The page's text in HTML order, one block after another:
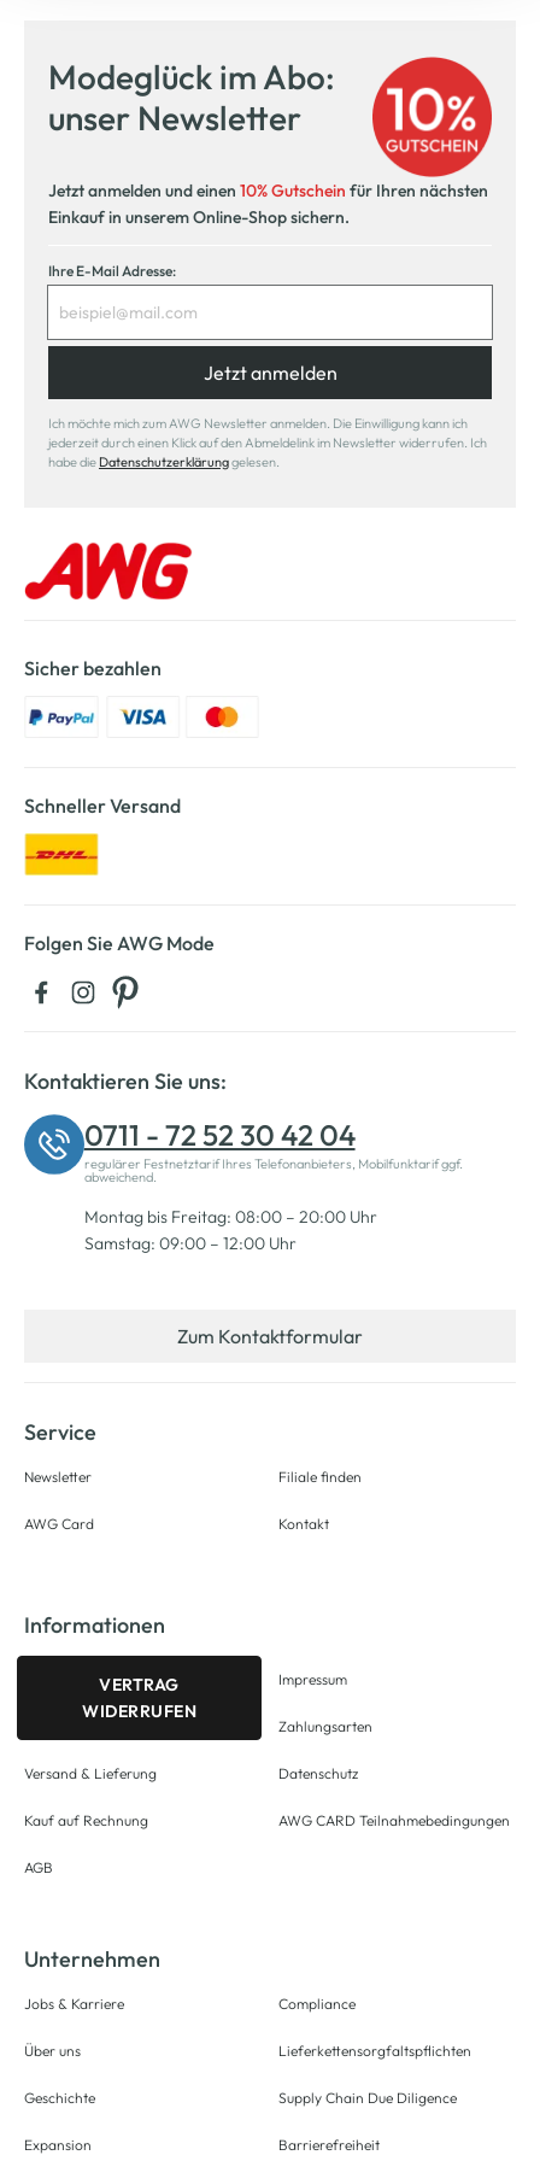
Modeglück im Abo:
unser Newsletter
Jetzt anmelden und einen 10% Gutschein für Ihren nächsten
Einkauf in unserem Online-Shop sichern.
Ihre E-Mail Adresse:
Jetzt anmelden
Ich möchte mich zum AWG Newsletter anmelden. Die Einwilligung kann ich
jederzeit durch einen Klick auf den Abmeldelink im Newsletter widerrufen. Ich
habe die Datenschutzerklärunggelesen.
Sicher bezahlen
Schneller Versand
Folgen Sie AWG Mode
Kontaktieren Sie uns:
0711 - 72 52 30 42 04
regulärer Festnetztarif Ihres Telefonanbieters, Mobilfunktarif ggf.
abweichend.
Montag bis Freitag: 08:00 – 20:00 Uhr
Samstag: 09:00 – 12:00 Uhr
Zum Kontaktformular
Service
Newsletter
AWG Card
Filiale finden
Kontakt
Informationen
VERTRAG
WIDERRUFEN
Versand & Lieferung
Kauf auf Rechnung
AGB
Impressum
Zahlungsarten
Datenschutz
AWG CARD Teilnahmebedingungen
Unternehmen
Jobs & Karriere
Über uns
Geschichte
Expansion
Compliance
Lieferkettensorgfaltspflichten
Supply Chain Due Diligence
Barrierefreiheit